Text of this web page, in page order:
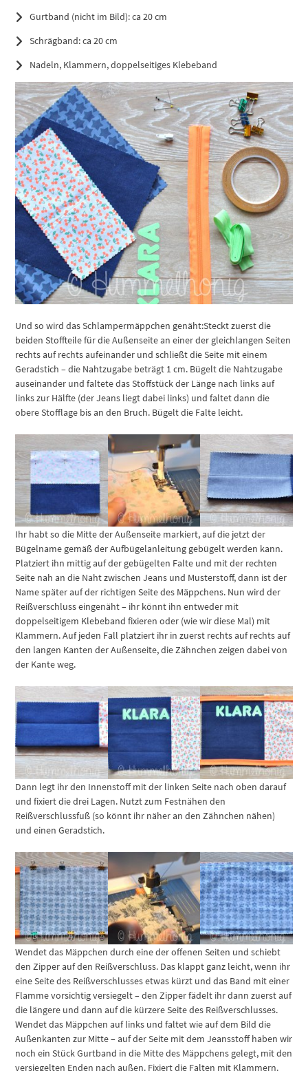
Gurtband (nicht im Bild): ca 20 cm
Schrägband: ca 20 cm
Nadeln, Klammern, doppelseitiges Klebeband
Und so wird das Schlampermäppchen genäht:Steckt zuerst die
beiden Stoffteile für die Außenseite an einer der gleichlangen Seiten
rechts auf rechts aufeinander und schließt die Seite mit einem
Geradstich – die Nahtzugabe beträgt 1 cm. Bügelt die Nahtzugabe
auseinander und faltete das Stoffstück der Länge nach links auf
links zur Hälfte (der Jeans liegt dabei links) und faltet dann die
obere Stofflage bis an den Bruch. Bügelt die Falte leicht.
Ihr habt so die Mitte der Außenseite markiert, auf die jetzt der
Bügelname gemäß der Aufbügelanleitung gebügelt werden kann.
Platziert ihn mittig auf der gebügelten Falte und mit der rechten
Seite nah an die Naht zwischen Jeans und Musterstoff, dann ist der
Name später auf der richtigen Seite des Mäppchens. Nun wird der
Reißverschluss eingenäht – ihr könnt ihn entweder mit
doppelseitigem Klebeband fixieren oder (wie wir diese Mal) mit
Klammern. Auf jeden Fall platziert ihr in zuerst rechts auf rechts auf
den langen Kanten der Außenseite, die Zähnchen zeigen dabei von
der Kante weg.
Dann legt ihr den Innenstoff mit der linken Seite nach oben darauf
und fixiert die drei Lagen. Nutzt zum Festnähen den
Reißverschlussfuß (so könnt ihr näher an den Zähnchen nähen)
und einen Geradstich.
Wendet das Mäppchen durch eine der offenen Seiten und schiebt
den Zipper auf den Reißverschluss. Das klappt ganz leicht, wenn ihr
eine Seite des Reißverschlusses etwas kürzt und das Band mit einer
Flamme vorsichtig versiegelt – den Zipper fädelt ihr dann zuerst auf
die längere und dann auf die kürzere Seite des Reißverschlusses.
Wendet das Mäppchen auf links und faltet wie auf dem Bild die
Außenkanten zur Mitte – auf der Seite mit dem Jeansstoff haben wir
noch ein Stück Gurtband in die Mitte des Mäppchens gelegt, mit den
versiegelten Enden nach außen. Fixiert die Falten mit Klammern.